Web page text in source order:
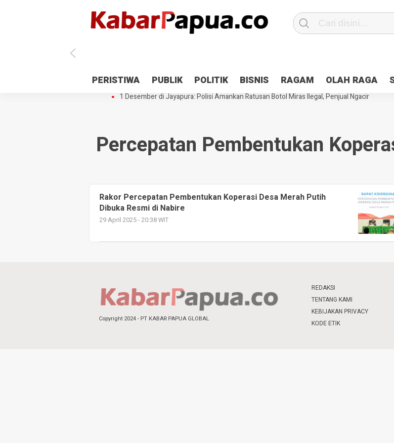
PERISTIWA PUBLIK POLITIK BISNIS RAGAM OLAH RAGA
Antisipasi 1 Desember, TNI Polri Patroli 2×24 jam di Kota Jayapura
Pesan Sejuk Polri
Gedung Perpustakaan SMPN 5 Sentani Terbakar
Hibah Pilkada Jayapura Cair 10
1 Desember di Jayapura: Polisi Amankan Ratusan Botol Miras Ilegal, Penjual Ngacir
Percepatan Pembentukan
Rakor Percepatan Pembentukan Koperasi Desa Merah Putih
Dibuka Resmi di Nabire
29 April 2025 - 20:38 WIT
Copyright 2024 - PT KABAR PAPUA GLOBAL
REDAKSI
TENTANG KAMI
KEBIJAKAN PRIVACY
KODE ETIK